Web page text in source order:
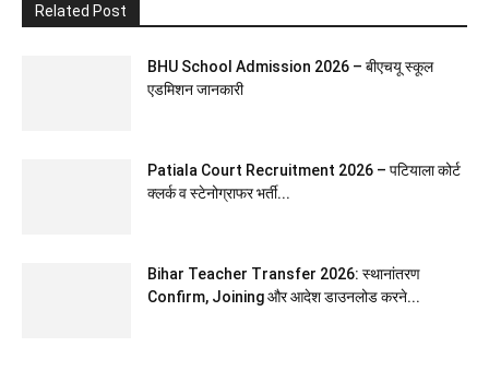
Related Post
BHU School Admission 2026 – बीएचयू स्कूल
एडमिशन जानकारी
Patiala Court Recruitment 2026 – पटियाला कोर्ट
क्लर्क व स्टेनोग्राफर भर्ती...
Bihar Teacher Transfer 2026: स्थानांतरण
Confirm, Joining और आदेश डाउनलोड करने...